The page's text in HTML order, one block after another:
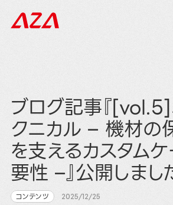
ブログ記事『
クニカル – 機材の
を支えるカスタム
要性 –』公開しまし
コンテンツ 2025/12/25